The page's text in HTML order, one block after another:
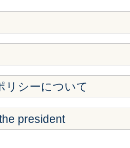
リシーについて
president